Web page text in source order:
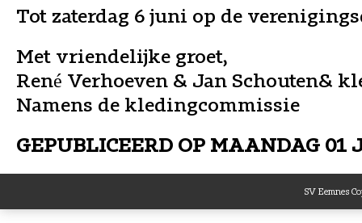
Tot zaterdag 6 juni op de
Met vriendelijke groet,
René Verhoeven & Jan Schouten&
Namens de kledingcommissie
GEPUBLICEERD OP MAANDAG 01
SV Eemnes